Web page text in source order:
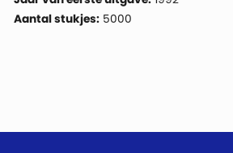
Aantal stukjes: 5000